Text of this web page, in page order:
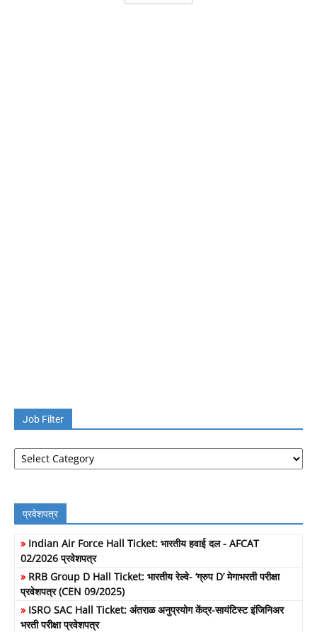
Job Filter
Job
Filter
प्रवेशपत्र
» Indian Air Force Hall Ticket: भारतीय हवाई दल - AFCAT
02/2026 प्रवेशपत्र
» RRB Group D Hall Ticket: भारतीय रेल्वे- ‘ग्रुप D’ मेगाभरती परीक्षा
प्रवेशपत्र (CEN 09/2025)
» ISRO SAC Hall Ticket: अंतराळ अनुप्रयोग केंद्र-सायंटिस्ट इंजिनिअर
भरती परीक्षा प्रवेशपत्र